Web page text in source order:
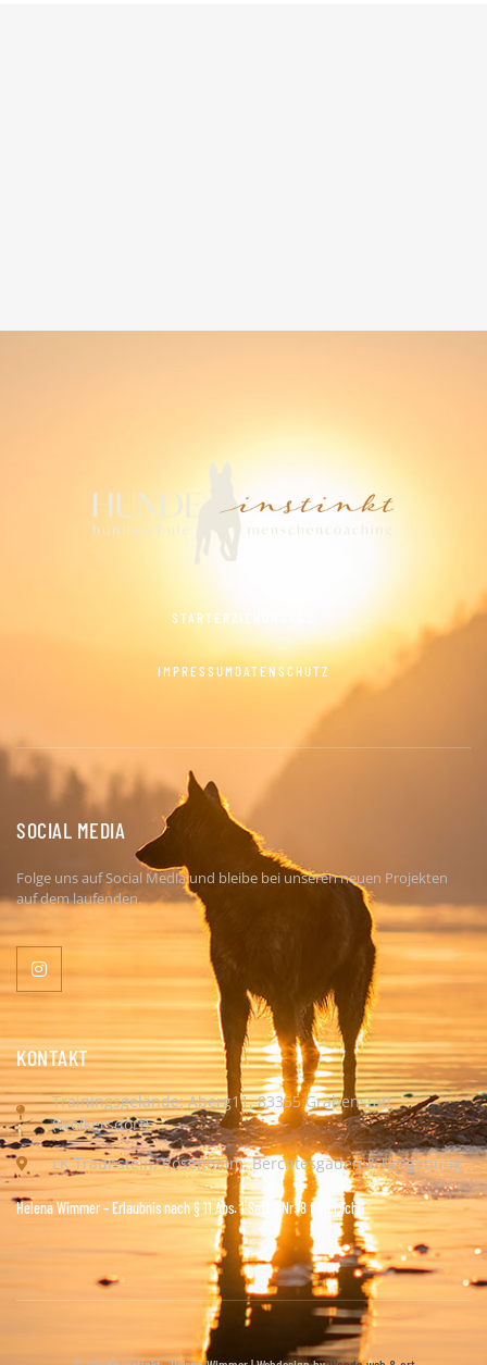
START ERZIEHUNG
IMPRESSUM DATENSCHUTZ
SOCIAL MEDIA
Folge uns auf Social Media und bleibe bei unseren neuen Projekten
auf dem laufenden.
KONTAKT
Trainingsgelände: Aberg11, 83355 Grabenstätt
(Wolkersdorf)
LK Traunstein, Rosenheim, Berchtesgaden & Umgebung
Helena Wimmer – Erlaubnis nach § 11 Abs. 1 Satz 1 Nr. 8 f TierSchG